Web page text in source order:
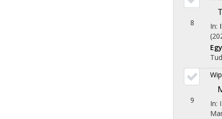
8 In:
9 In: